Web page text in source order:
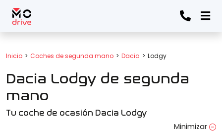
Inicio Coches de segunda mano Dacia Lodgy
Dacia Lodgy de segunda
mano
Tu coche de ocasión Dacia Lodgy
Minimizar
Todos los filtros
Marca
(Elige una o varias marcas)